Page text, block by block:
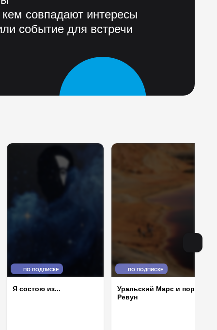
совпадают интересы
событие для встречи
ПО ПОДПИСКЕ
Я состою из...
ПО ПОДПИСКЕ
Уральский Марс и порог
Ревун